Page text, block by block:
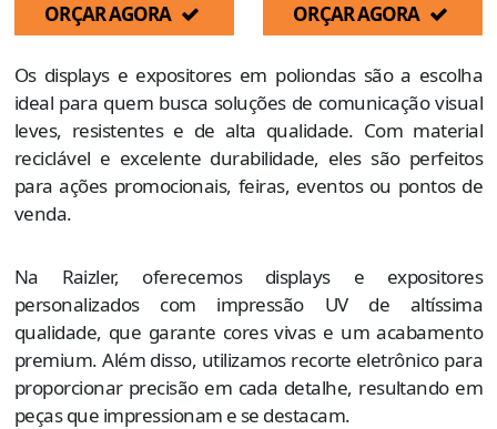
ORÇAR AGORA ORÇAR AGORA
Os displays e expositores em poliondas são a escolha
ideal para quem busca soluções de comunicação visual
leves, resistentes e de alta qualidade. Com material
reciclável e excelente durabilidade, eles são perfeitos
para ações promocionais, feiras, eventos ou pontos de
venda.
Na Raizler, oferecemos displays e expositores
personalizados com impressão UV de altíssima
qualidade, que garante cores vivas e um acabamento
premium. Além disso, utilizamos recorte eletrônico para
proporcionar precisão em cada detalhe, resultando em
peças que impressionam e se destacam.